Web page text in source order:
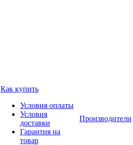
Как купить
Условия оплаты
Условия
доставки
Гарантия на
товар
Производители